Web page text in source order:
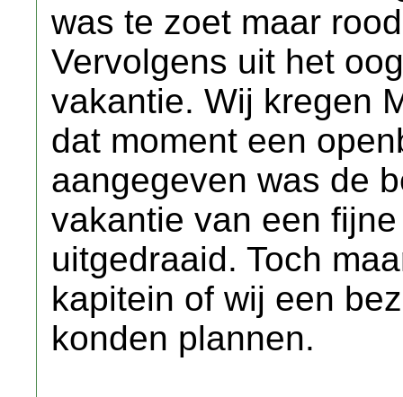
was te zoet maar
Vervolgens uit het
vakantie. Wij kregen
dat moment een
aangegeven was de
vakantie van een
uitgedraaid. Toch
kapitein of wij een
konden plannen.